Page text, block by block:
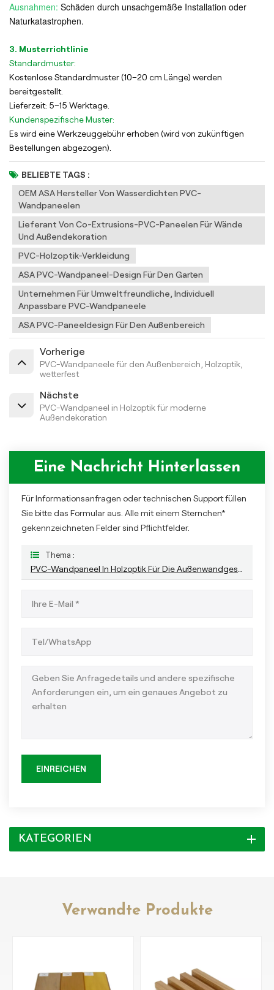
Ausnahmen: Schäden durch unsachgemäße Installation oder
Naturkatastrophen.
3. Musterrichtlinie
Standardmuster:
Kostenlose Standardmuster (10–20 cm Länge) werden
bereitgestellt.
Lieferzeit: 5–15 Werktage.
Kundenspezifische Muster:
Es wird eine Werkzeuggebühr erhoben (wird von zukünftigen
Bestellungen abgezogen).
BELIEBTE TAGS :
OEM ASA Hersteller Von Wasserdichten PVC-
Wandpaneelen
Lieferant Von Co-Extrusions-PVC-Paneelen Für Wände
Und Außendekoration
PVC-Holzoptik-Verkleidung
ASA PVC-Wandpaneel-Design Für Den Garten
Unternehmen Für Umweltfreundliche, Individuell
Anpassbare PVC-Wandpaneele
ASA PVC-Paneeldesign Für Den Außenbereich
Vorherige
PVC-Wandpaneele für den Außenbereich, Holzoptik,
wetterfest
Nächste
PVC-Wandpaneel in Holzoptik für moderne
Außendekoration
Eine Nachricht Hinterlassen
Für Informationsanfragen oder technischen Support füllen
Sie bitte das Formular aus. Alle mit einem Sternchen*
gekennzeichneten Felder sind Pflichtfelder.
Thema :
PVC-Wandpaneel In Holzoptik Für Die Außenwandgestaltung
EINREICHEN
KATEGORIEN
Verwandte Produkte